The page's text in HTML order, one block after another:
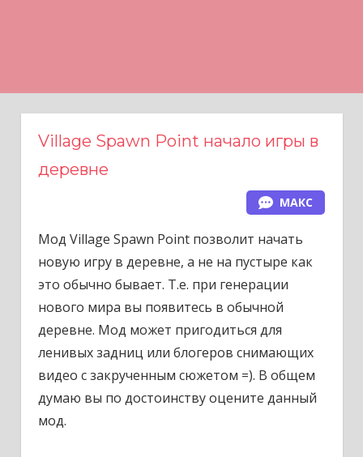
Village Spawn Point начало игры в
деревне
МАКС
Мод Village Spawn Point позволит начать
новую игру в деревне, а не на пустыре как
это обычно бывает. Т.е. при генерации
нового мира вы появитесь в обычной
деревне. Мод может пригодиться для
ленивых задниц или блогеров снимающих
видео с закрученным сюжетом =). В общем
думаю вы по достоинству оцените данный
мод.